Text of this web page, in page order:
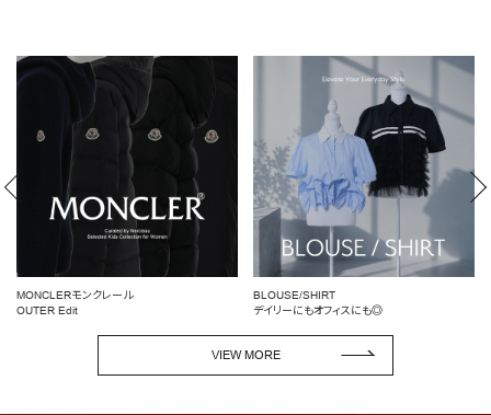
MONCLERモンクレール
OUTER Edit
BLOUSE/SHIRT
デイリーにもオフィスにも◎
VIEW MORE